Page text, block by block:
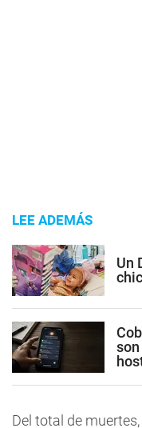
LEE ADEMÁS
Un
Del total de